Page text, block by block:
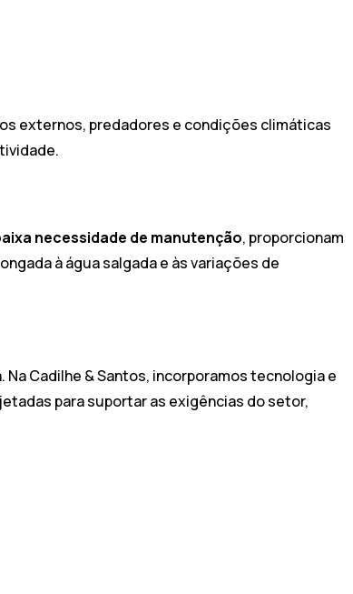
externos, predadores e condições climáticas
necessidade de manutenção, proporcionam
à água salgada e às variações de
Cadilhe & Santos, incorporamos tecnologia e
para suportar as exigências do setor,